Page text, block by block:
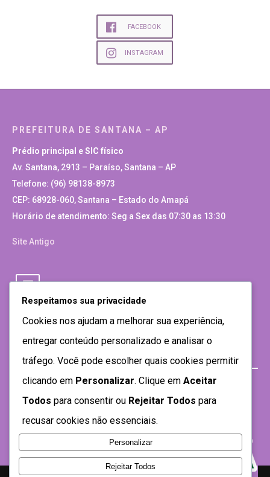
FACEBOOK
INSTAGRAM
PREFEITURA DE SANTANA – AP
Prédio principal e SIC físico
Av. Santana, 2913 – Paraíso, Santana – AP
Telefone: (96) 98138-8973
CEP: 68928-060, Santana – Estado do Amapá
Horário de atendimento: Seg a Sex das 07:30 as 13:30
Site Antigo
Respeitamos sua privacidade
Cookies nos ajudam a melhorar sua experiência,
entregar conteúdo personalizado e analisar o
tráfego. Você pode escolher quais cookies permitir
clicando em Personalizar. Clique em Aceitar
Todos para consentir ou Rejeitar Todos para
recusar cookies não essenciais.
Personalizar
Rejeitar Todos